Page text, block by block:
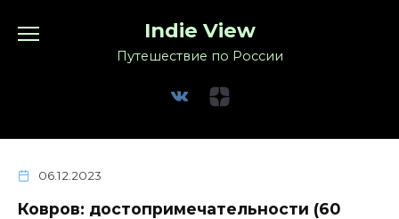
Indie View
Путешествие по России
06.12.2023
Ковров: достопримечательности (60